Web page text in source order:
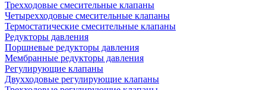
Трехходовые смесительные клапаны
Четырехходовые смесительные клапаны
Термостатические смесительные клапаны
Редукторы давления
Поршневые редукторы давления
Мембранные редукторы давления
Регулирующие клапаны
Двухходовые регулирующие клапаны